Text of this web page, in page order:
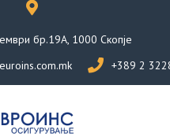
бр.19А, 1000 Скопје
+389 2